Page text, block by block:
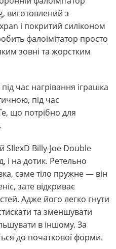
виготовлений з
і покритий силіконом
фалоімітатор просто
зовні та жорстким
час нагрівання іграшка
під час
що потрібно для
SIlexD Billy-Joe Double
і на дотик. Ретельно
саме тіло пружне — він
зате відкриває
Адже його легко гнути
та зменшувати
в іншому. За
до початкової форми.